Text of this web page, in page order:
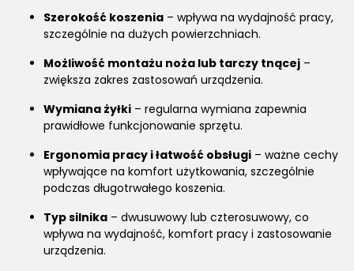
Szerokość koszenia – wpływa na wydajność pracy,
szczególnie na dużych powierzchniach.
Możliwość montażu noża lub tarczy tnącej –
zwiększa zakres zastosowań urządzenia.
Wymiana żyłki – regularna wymiana zapewnia
prawidłowe funkcjonowanie sprzętu.
Ergonomia pracy i łatwość obsługi – ważne cechy
wpływające na komfort użytkowania, szczególnie
podczas długotrwałego koszenia.
Typ silnika – dwusuwowy lub czterosuwowy, co
wpływa na wydajność, komfort pracy i zastosowanie
urządzenia.